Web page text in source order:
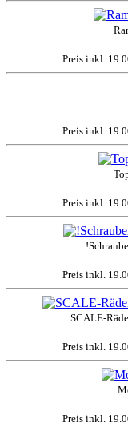
Preis inkl.
Preis inkl.
Preis inkl.
Preis inkl.
SCALE-
Preis inkl.
Preis inkl.